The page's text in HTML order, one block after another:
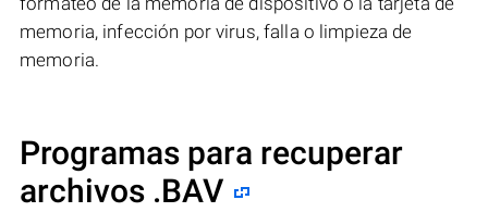
memoria, infección por virus, falla o limpieza de
memoria.
Programas para recuperar
archivos .BAV